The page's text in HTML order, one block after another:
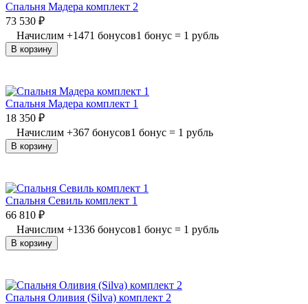
Спальня Мадера комплект 2
73 530 ₽
Начислим +1471 бонусов1 бонус = 1 рубль
В корзину
Спальня Мадера комплект 1
18 350 ₽
Начислим +367 бонусов1 бонус = 1 рубль
В корзину
Спальня Севиль комплект 1
66 810 ₽
Начислим +1336 бонусов1 бонус = 1 рубль
В корзину
Спальня Оливия (Silva) комплект 2